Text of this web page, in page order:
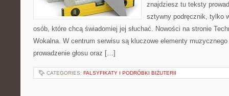
znajdziesz tu teksty
sztywny podręcznik, tylko
osób, które chcą świadomiej jej słuchać. Nowości na stronie
Wokalna. W centrum serwisu są kluczowe elementy
prowadzenie głosu oraz […]
CATEGORIES: FALSYFIKATY I PODRÓBKI BIŻUTERII